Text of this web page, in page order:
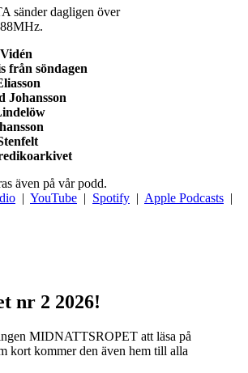
sänder dagligen över
från söndagen
Johansson
även på vår podd.
| YouTube | Spotify | Apple Podcasts |
nr 2 2026!
MIDNATTSROPET att läsa på
kort kommer den även hem till alla